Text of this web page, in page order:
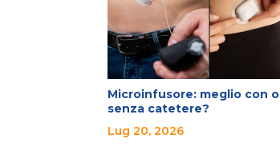
Microinfusore: meglio con o
senza catetere?
Lug 20, 2026